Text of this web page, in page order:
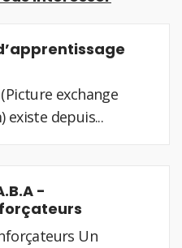
(Picture exchange
existe depuis...
-
Un